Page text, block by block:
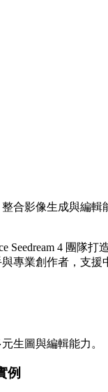
，整合影像生成與
Seedream 4 團
專業創作者，支援
生圖與編輯能力。
例